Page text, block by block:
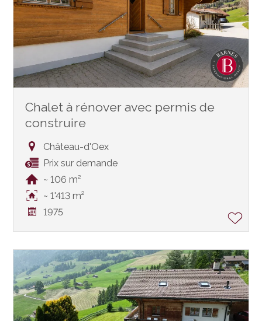
Chalet à rénover avec permis de
construire
Château-d'Oex
Prix sur demande
~ 106 m²
~ 1'413 m²
1975